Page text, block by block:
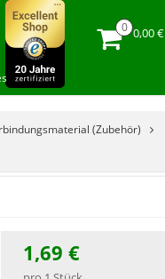
0,00 €
(Zubehör)
1,69 €